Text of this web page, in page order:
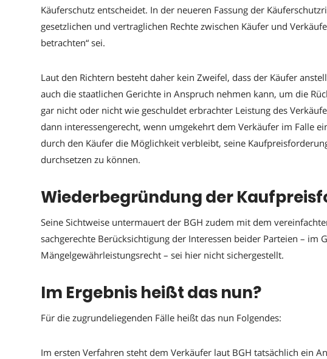
Käuferschutz entscheidet. In der neueren Fassung der
gesetzlichen und vertraglichen Rechte zwischen Käufer und
betrachten“ sei.
Laut den Richtern besteht daher kein Zweifel, dass der Käufer
auch die staatlichen Gerichte in Anspruch nehmen kann, um die
gar nicht oder nicht wie geschuldet erbrachter Leistung des
dann interessengerecht, wenn umgekehrt dem Verkäufer im Falle
durch den Käufer die Möglichkeit verbleibt, seine
durchsetzen zu können.
Wiederbegründung der
Seine Sichtweise untermauert der BGH zudem mit dem
sachgerechte Berücksichtigung der Interessen beider Parteien – im
Mängelgewährleistungsrecht – sei hier nicht sichergestellt.
Im Ergebnis heißt das nun?
Für die zugrundeliegenden Fälle heißt das nun Folgendes:
Im ersten Verfahren steht dem Verkäufer laut BGH tatsächlich ein